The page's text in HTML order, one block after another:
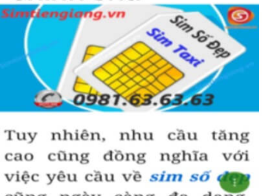
Hướng dẫn mua Sim Tứ Quý 2 tại
Simtiengiang.vn.
Sim Tiền Giang là đơn vị cung cấp
Tứ Quý, sim giá rẻ uy
tín chất lượng.
Chọn mua sim số đẹp thường mất nhiều thời gian ở khoản lựa số,
một số phải vừa đẹp, vừa tốt về phong thủy thì mới là sim hoàn